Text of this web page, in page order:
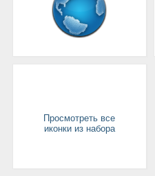
Просмотреть все
иконки из набора